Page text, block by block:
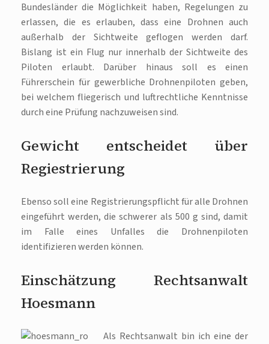
Bundesländer die Möglichkeit haben, Regelungen zu
erlassen, die es erlauben, dass eine Drohnen auch
außerhalb der Sichtweite geflogen werden darf.
Bislang ist ein Flug nur innerhalb der Sichtweite des
Piloten erlaubt. Darüber hinaus soll es einen
Führerschein für gewerbliche Drohnenpiloten geben,
bei welchem fliegerisch und luftrechtliche Kenntnisse
durch eine Prüfung nachzuweisen sind.
Gewicht entscheidet über
Regiestrierung
Ebenso soll eine Registrierungspflicht für alle Drohnen
eingeführt werden, die schwerer als 500 g sind, damit
im Falle eines Unfalles die Drohnenpiloten
identifizieren werden können.
Einschätzung Rechtsanwalt
Hoesmann
Als Rechtsanwalt bin ich eine der